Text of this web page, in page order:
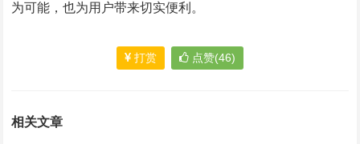
为可能，也为用户带来切实便利。
打赏 点赞(46)
相关文章